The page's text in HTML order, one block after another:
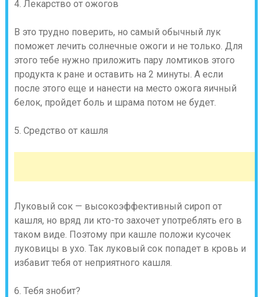
4. Лекарство от ожогов
В это трудно поверить, но самый обычный лук
поможет лечить солнечные ожоги и не только. Для
этого тебе нужно приложить пару ломтиков этого
продукта к ране и оставить на 2 минуты. А если
после этого еще и нанести на место ожога яичный
белок, пройдет боль и шрама потом не будет.
5. Средство от кашля
Луковый сок — высокоэффективный сироп от
кашля, но вряд ли кто-то захочет употреблять его в
таком виде. Поэтому при кашле положи кусочек
луковицы в ухо. Так луковый сок попадет в кровь и
избавит тебя от неприятного кашля.
6. Тебя знобит?